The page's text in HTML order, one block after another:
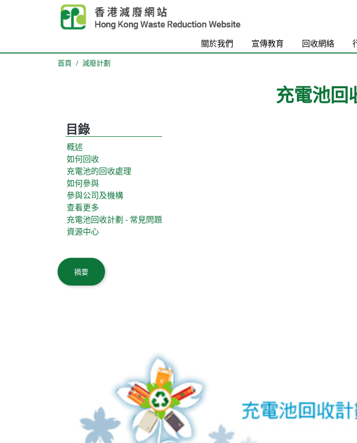
Skip to main content
關於我們 宣傳教育 回收網絡
首頁 減廢計劃
充電池回
目錄
概述
如何回收
充電池的回收處理
如何參與
參與公司及機構
查看更多
充電池回收計劃 - 常見問題
資源中心
Body
摘要